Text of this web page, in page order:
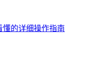
懂的详细操作指南